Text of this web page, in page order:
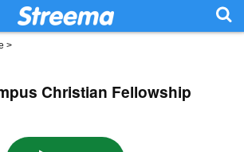
>
Christian Fellowship